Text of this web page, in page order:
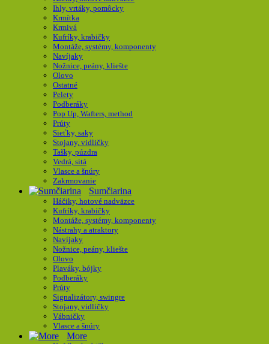
Ihly, vrtáky, pomôcky
Krmítka
Krmivá
Kufríky, krabičky
Montáže, systémy, komponenty
Navíjaky
Nožnice, peány, kliešte
Olovo
Ostatné
Pelety
Podberáky
Pop Up, Wafters, method
Prúty
Sieťky, saky
Stojany, vidličky
Tašky, púzdra
Vedrá, sitá
Vlasce a šnúry
Zakrmovanie
Sumčiarina
Háčiky, hotové nadväzce
Kufríky, krabičky
Montáže, systémy, komponenty
Nástrahy a atraktory
Navíjaky
Nožnice, peány, kliešte
Olovo
Plaváky, bójky
Podberáky
Prúty
Signalizátory, swingre
Stojany, vidličky
Vábničky
Vlasce a šnúry
More